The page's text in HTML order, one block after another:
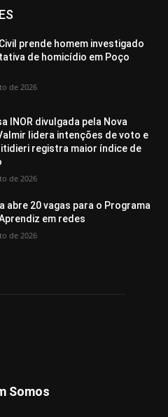
prende homem investigado
de homicídio em Poço
de 2026
INOR divulgada pela Nova
lidera intenções de voto e
registra maior índice de
de 2026
abre 20 vagas para o Programa
em redes
de 2026
Somos